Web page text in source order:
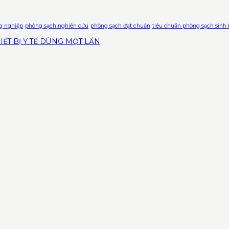
nghiệp phòng sạch nghiên cứu phòng sạch đạt chuẩn tiêu chuẩn phòng sạch sinh
BỊ Y TẾ DÙNG MỘT LẦN